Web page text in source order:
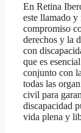
En Retina
este llamado y
compromiso
derechos y la
con
que es
conjunto con
todas las
civil para
discapacidad
vida plena y